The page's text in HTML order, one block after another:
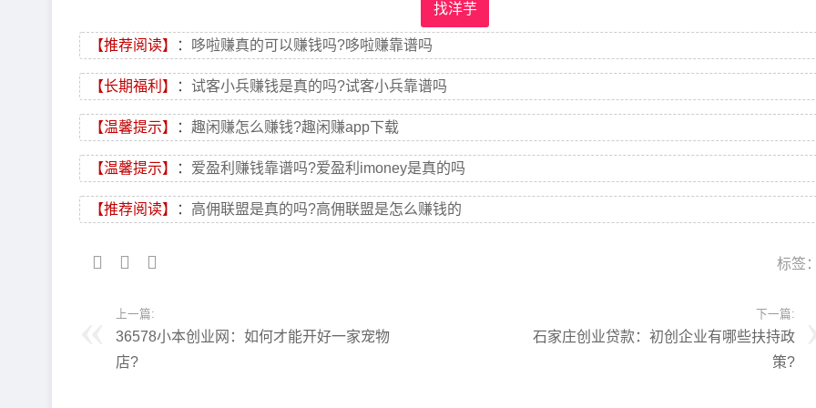
找洋芋
【推荐阅读】 ： 哆啦赚真的可以赚钱吗?哆啦赚靠谱吗
【长期福利】 ： 试客小兵赚钱是真的吗?试客小兵靠谱吗
【温馨提示】 ： 趣闲赚怎么赚钱?趣闲赚app下载
【温馨提示】 ： 爱盈利赚钱靠谱吗?爱盈利imoney是真的吗
【推荐阅读】 ： 高佣联盟是真的吗?高佣联盟是怎么赚钱的
标签
上一篇:
36578小本创业网：如何才能开好一家宠物
店?
下一篇:
石家庄创业贷款：初创企业有哪些扶持政
策?